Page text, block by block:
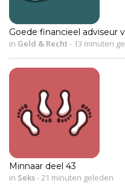
Goede financieel adviseur
in Geld & Recht- 13 minuten
Minnaar deel 43
in Seks-21 minuten geleden